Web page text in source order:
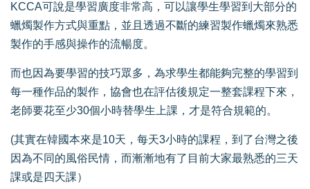
KCCA可說是學習廣度非常高，可以讓學生學習到大部分的
蠟燭製作方式與重點，並且透過不斷的練習製作蠟燭來熟悉
製作的手感與操作的流暢度。
而也因為要學習的技巧眾多，為求學生都能夠完整的學習到
每一種作品的製作，協會也在評估後規定一整套課程下來，
老師要花至少30個小時替學生上課，才是符合規範的。
(其實在韓國本來是10天，每天3小時的課程，到了台灣之後
因為不同的風俗民情，而漸漸地有了目前大家最熟悉的三天
課或是四天課）